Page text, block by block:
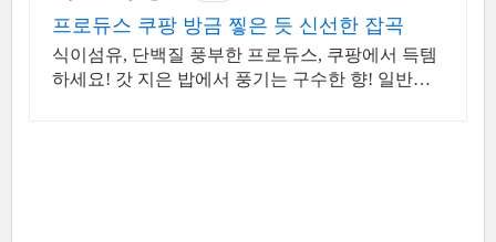
프로듀스 쿠팡 방금 찧은 듯 신선한 잡곡
식이섬유, 단백질 풍부한 프로듀스, 쿠팡에서 득템
하세요! 갓 지은 밥에서 풍기는 구수한 향! 일반잡